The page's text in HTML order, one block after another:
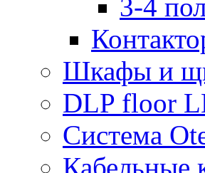
3-4
Шкафы и
DLP floor
Система
Кабельные